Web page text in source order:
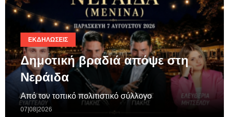
ΕΚΔΗΛΏΣΕΙΣ
Δημοτική βραδιά απόψε στη
Νεράιδα
Από τον τοπικό πολιτιστικό σύλλογο
07|08|2026